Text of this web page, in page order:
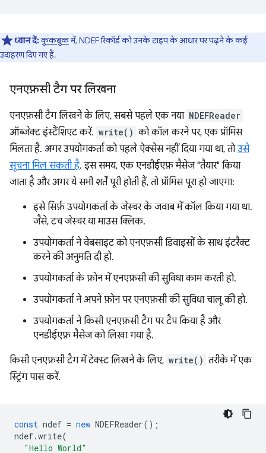
ध्यान दें:कुकबुकमें, NDEF रिकॉर्ड को उनके टाइप के आधार पर पढ़ने के कई
उदाहरण दिए गए हैं.
एनएफ़सी टैग पर लिखना
एनएफ़सी टैग लिखने के लिए, सबसे पहले एक नया NDEFReader
ऑब्जेक्ट इंस्टैंशिएट करें. write() को कॉल करने पर, एक प्रॉमिस
मिलता है. अगर उपयोगकर्ता को पहले ऐक्सेस नहीं दिया गया था, तोउसे
सूचना मिल सकती है. इस समय, एक एनडीईएफ़ मैसेज "तैयार" किया
जाता है और अगर ये सभी शर्तें पूरी होती हैं, तो प्रॉमिस पूरा हो जाएगा:
इसे सिर्फ़ उपयोगकर्ता के जेस्चर के जवाब में कॉल किया गया था.
जैसे, टच जेस्चर या माउस क्लिक.
उपयोगकर्ता ने वेबसाइट को एनएफ़सी डिवाइसों के साथ इंटरैक्ट
करने की अनुमति दी हो.
उपयोगकर्ता के फ़ोन में एनएफ़सी की सुविधा काम करती हो.
उपयोगकर्ता ने अपने फ़ोन पर एनएफ़सी की सुविधा चालू की हो.
उपयोगकर्ता ने किसी एनएफ़सी टैग पर टैप किया है और
एनडीईएफ़ मैसेज को लिखा गया है.
किसी एनएफ़सी टैग में टेक्स्ट लिखने के लिए, write() तरीके में एक
स्ट्रिंग पास करें.
const ndef = new NDEFReader();
ndef.write(
"Hello World"